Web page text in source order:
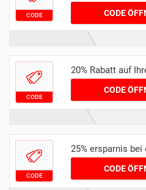
CODE CODE
CODE
20% Rabatt auf
CODE
CODE
25% ersparnis bei
CODE